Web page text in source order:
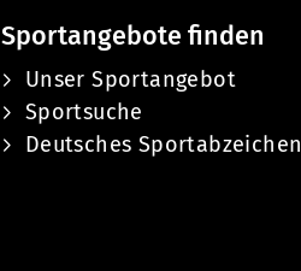
Sportangebote finden
Unser Sportangebot
Sportsuche
Deutsches Sportabzeichen